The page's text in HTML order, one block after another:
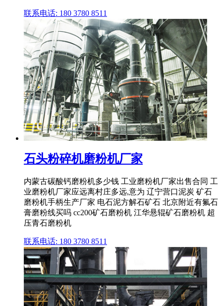
联系电话: 180 3780 8511
石头粉碎机磨粉机厂家
内蒙古碳酸钙磨粉机多少钱 工业磨粉机厂家出售合同 工
业磨粉机厂家应远离村庄多远,意为 辽宁营口泥炭 矿石
磨粉机手柄生产厂家 电石泥方解石矿石 北京附近有氟石
膏磨粉线买吗 cc200矿石磨粉机 江华悬辊矿石磨粉机 超
压青石磨粉机
联系电话: 180 3780 8511